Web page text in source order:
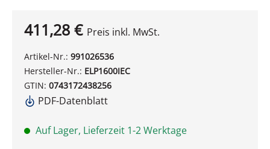
411,28 € Preis inkl. MwSt.
Artikel-Nr.: 991026536
Hersteller-Nr.: ELP1600IEC
GTIN: 0743172438256
PDF-Datenblatt
Auf Lager, Lieferzeit 1-2 Werktage